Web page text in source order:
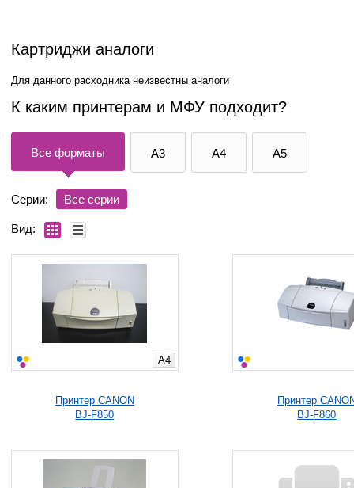
Картриджи аналоги
Для данного расходника неизвестны аналоги
К каким принтерам и МФУ подходит?
Все форматы A3 A4 A5
Серии: Все серии
Вид:
A4
Принтер CANON
BJ-F850
Принтер
BJ-F860